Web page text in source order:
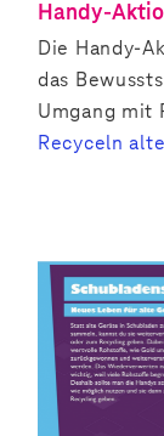
Handy-
Die Handy-
das
Umgang mit
Recyceln